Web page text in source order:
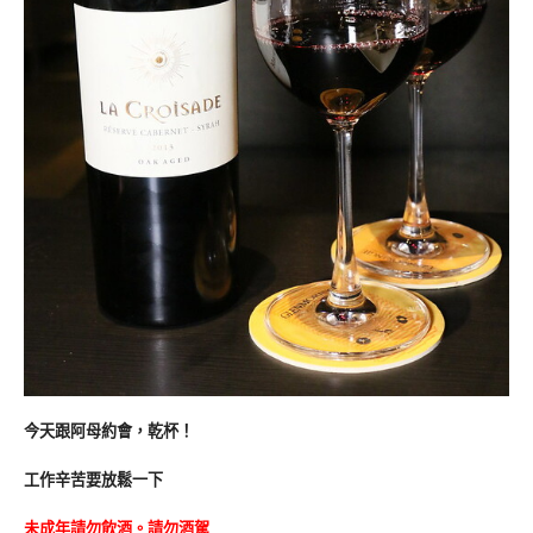
今天跟阿母約會，乾杯！
工作辛苦要放鬆一下
未成年請勿飲酒。請勿酒駕